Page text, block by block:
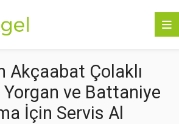
Akçaabat Çolaklı
ve Battaniye
İçin Servis Al